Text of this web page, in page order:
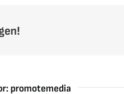
promotemedia